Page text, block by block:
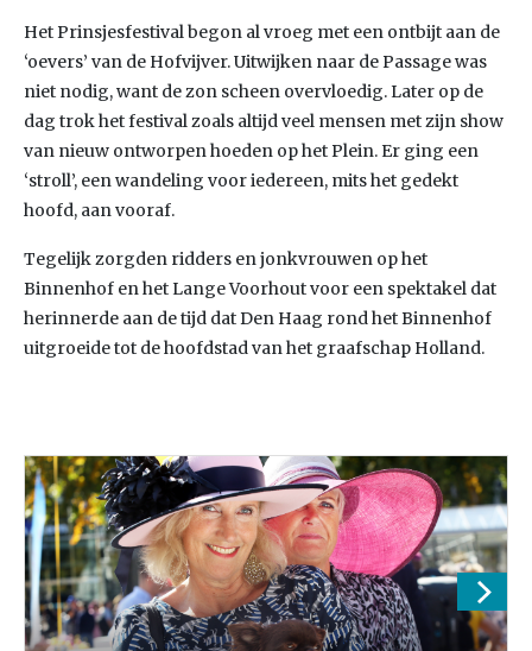
Het Prinsjesfestival begon al vroeg met een ontbijt aan de
‘oevers’ van de Hofvijver. Uitwijken naar de Passage was
niet nodig, want de zon scheen overvloedig. Later op de
dag trok het festival zoals altijd veel mensen met zijn show
van nieuw ontworpen hoeden op het Plein. Er ging een
‘stroll’, een wandeling voor iedereen, mits het gedekt
hoofd, aan vooraf.
Tegelijk zorgden ridders en jonkvrouwen op het
Binnenhof en het Lange Voorhout voor een spektakel dat
herinnerde aan de tijd dat Den Haag rond het Binnenhof
uitgroeide tot de hoofdstad van het graafschap Holland.